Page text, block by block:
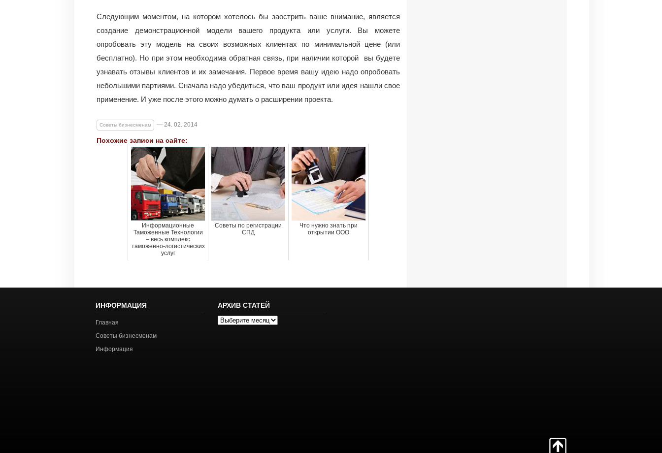
Следующим моментом, на котором хотелось бы заострить ваше внимание, является
создание демонстрационной модели вашего продукта или услуги. Вы можете
опробовать эту модель на своих возможных клиентах по минимальной цене (или
бесплатно). Но при этом необходима обратная связь, при наличии которой вы будете
узнавать отзывы клиентов и их замечания. Первое время вашу идею надо опробовать
небольшими партиями. Сначала надо убедиться, что ваш продукт или идея нашли свое
применение. И уже после этого можно думать о расширении проекта.
Советы бизнесменам — 24. 02. 2014
Похожие записи на сайте:
Информационные
Таможенные Технологии
– весь комплекс
таможенно-логистических
услуг
Советы по регистрации
СПД
Что нужно знать при
открытии ООО
ИНФОРМАЦИЯ
Главная
Советы бизнесменам
Информация
АРХИВ СТАТЕЙ
Архив